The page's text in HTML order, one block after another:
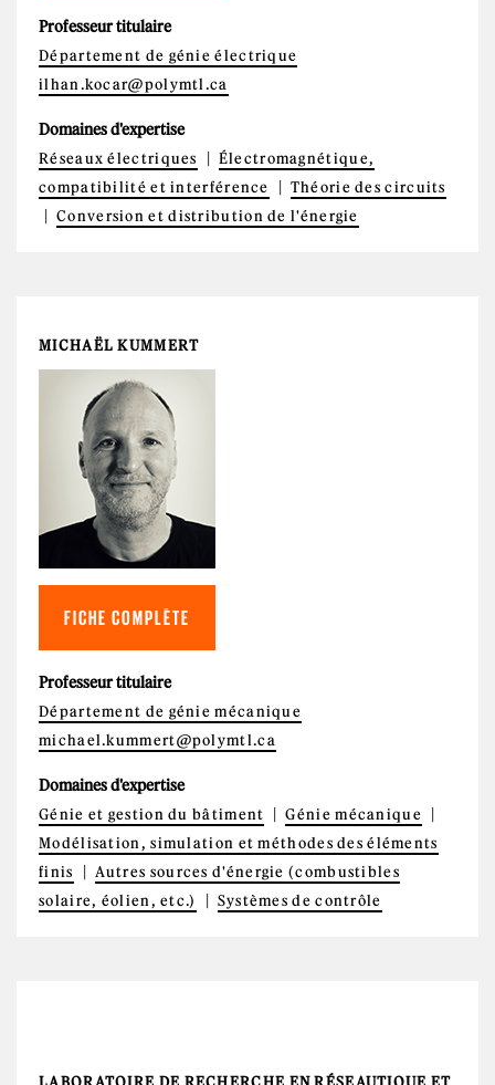
Professeur titulaire
Département de génie électrique
ilhan.kocar@polymtl.ca
Domaines d'expertise
Réseaux électriques
Électromagnétique,
compatibilité et interférence
Théorie des circuits
Conversion et distribution de l'énergie
MICHAËL KUMMERT
FICHE COMPLÈTE
Professeur titulaire
Département de génie mécanique
michael.kummert@polymtl.ca
Domaines d'expertise
Génie et gestion du bâtiment
Génie mécanique
Modélisation, simulation et méthodes des éléments
finis
Autres sources d'énergie (combustibles
solaire, éolien, etc.)
Systèmes de contrôle